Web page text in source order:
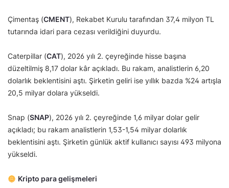
Çimentaş (CMENT), Rekabet Kurulu tarafından 37,4 milyon TL
tutarında idari para cezası verildiğini duyurdu.
Caterpillar (CAT), 2026 yılı 2. çeyreğinde hisse başına
düzeltilmiş 8,17 dolar kâr açıkladı. Bu rakam, analistlerin 6,20
dolarlık beklentisini aştı. Şirketin geliri ise yıllık bazda %24 artışla
20,5 milyar dolara yükseldi.
Snap (SNAP), 2026 yılı 2. çeyreğinde 1,6 milyar dolar gelir
açıkladı; bu rakam analistlerin 1,53-1,54 milyar dolarlık
beklentisini aştı. Şirketin günlük aktif kullanıcı sayısı 493 milyona
yükseldi.
Kripto para gelişmeleri